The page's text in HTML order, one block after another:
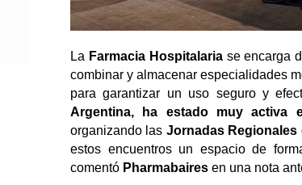
La Farmacia Hospitalariase encarga
combinar y almacenar especialidades
para garantizar un uso seguro y
Argentina, ha estado muy activa
organizando las Jornadas Regionales
estos encuentros un espacio de
comentó Pharmabaires en una nota